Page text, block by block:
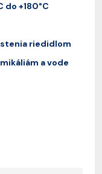
+180°C
riedidlom
a vode